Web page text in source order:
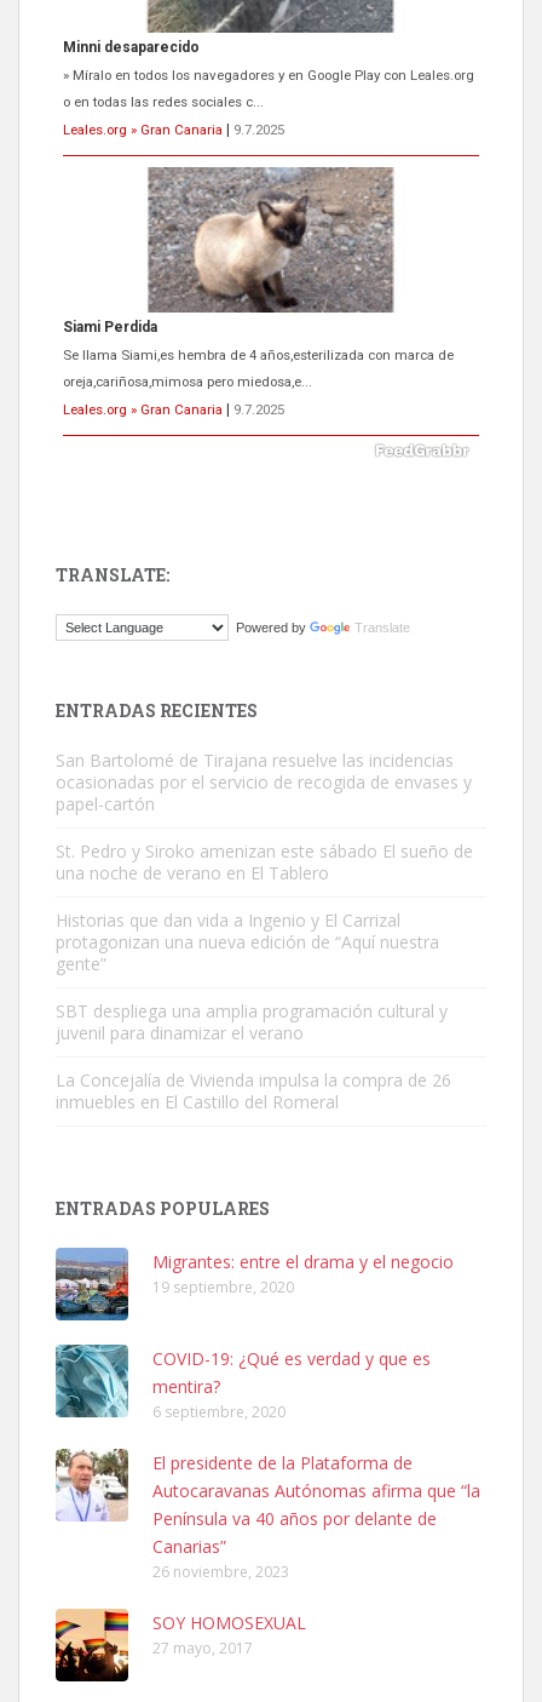
Minni desaparecido
» Míralo en todos los navegadores y en Google Play con Leales.org
o en todas las redes sociales c...
Leales.org » Gran Canaria
9.7.2025
Siami Perdida
Se llama Siami,es hembra de 4 años,esterilizada con marca de
oreja,cariñosa,mimosa pero miedosa,e...
Leales.org » Gran Canaria
9.7.2025
El ayuntamiento se va a llevar a Los Gatos callejeros de la zona los
Este gato macho ha aparecido en la calle hace menos de un mes,
es muy manso y extremadamente cari...
Leales.org » Gran Canaria
Leales.org » Gran Canaria
SHIBA PERDIDO AVDA JOSE MESA Y LOPEZ
PERRO MACHO RAZA SHIBA CON MICROCHIP PERDIDO HOY
06/07/2025 ZONA MESA Y LOPEZ. ES MUY ASUSTADIZO
Leales.org » Gran Canaria
6.7.2025
TRANSLATE:
Powered by Translate
ENTRADAS RECIENTES
San Bartolomé de Tirajana resuelve las incidencias
ocasionadas por el servicio de recogida de envases y
papel-cartón
St. Pedro y Siroko amenizan este sábado El sueño de
una noche de verano en El Tablero
Historias que dan vida a Ingenio y El Carrizal
protagonizan una nueva edición de “Aquí nuestra
gente”
SBT despliega una amplia programación cultural y
juvenil para dinamizar el verano
La Concejalía de Vivienda impulsa la compra de 26
inmuebles en El Castillo del Romeral
ENTRADAS POPULARES
Migrantes: entre el drama y el negocio
19 septiembre, 2020
COVID-19: ¿Qué es verdad y que es
mentira?
6 septiembre, 2020
El presidente de la Plataforma de
Autocaravanas Autónomas afirma que “la
Península va 40 años por delante de
Canarias”
26 noviembre, 2023
SOY HOMOSEXUAL
27 mayo, 2017